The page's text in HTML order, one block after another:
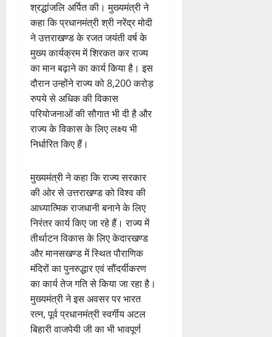
श्रद्धांजलि अर्पित की। मुख्यमंत्री ने
कहा कि प्रधानमंत्री श्री नरेंद्र मोदी
ने उत्तराखण्ड के रजत जयंती वर्ष के
मुख्य कार्यक्रम में शिरकत कर राज्य
का मान बढ़ाने का कार्य किया है। इस
दौरान उन्होंने राज्य को 8,200 करोड़
रुपये से अधिक की विकास
परियोजनाओं की सौगात भी दी है और
राज्य के विकास के लिए लक्ष्य भी
निर्धारित किए हैं।
मुख्यमंत्री ने कहा कि राज्य सरकार
की ओर से उत्तराखण्ड को विश्व की
आध्यात्मिक राजधानी बनाने के लिए
निरंतर कार्य किए जा रहे हैं। राज्य में
तीर्थाटन विकास के लिए केदारखण्ड
और मानसखण्ड में स्थित पौराणिक
मंदिरों का पुनरुद्धार एवं सौंदर्यीकरण
का कार्य तेज गति से किया जा रहा है।
मुख्यमंत्री ने इस अवसर पर भारत
रत्न, पूर्व प्रधानमंत्री स्वर्गीय अटल
बिहारी वाजपेयी जी का भी भावपूर्ण